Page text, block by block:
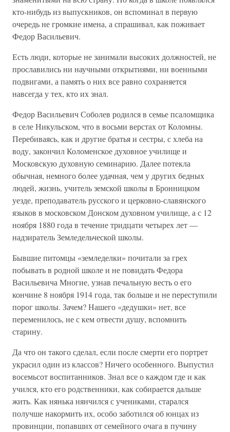
кто-нибудь из выпускников, он вспоминал в первую
очередь не громкие имена, а спрашивал, как поживает
Федор Васильевич.
Есть люди, которые не занимали высоких должностей, не
прославились ни научными открытиями, ни военными
подвигами, а память о них все равно сохраняется
навсегда у тех, кто их знал.
Федор Васильевич Соболев родился в семье псаломщика
в селе Никульском, что в восьми верстах от Коломны.
Перебиваясь, как и другие братья и сестры, с хлеба на
воду, закончил Коломенское духовное училище и
Московскую духовную семинарию. Далее потекла
обычная, немного более удачная, чем у других бедных
людей, жизнь, учитель земской школы в Бронницком
уезде, преподаватель русского и церковно-славянского
языков в московском Донском духовном училище, а с 12
ноября 1880 года в течение тридцати четырех лет —
надзиратель Земледельческой школы.
Бывшие питомцы «земледелки» почитали за грех
побывать в родной школе и не повидать Федора
Васильевича Многие, узнав печальную весть о его
кончине 8 ноября 1914 года, так больше и не переступили
порог школы. Зачем? Нашего «дедушки» нет, все
переменилось, не с кем отвести душу, вспомнить
старину.
Да что он такого сделал, если после смерти его портрет
украсил один из классов? Ничего особенного. Выпустил
восемьсот воспитанников. Знал все о каждом где и как
учился, кто его родственники, как собирается дальше
жить. Как нянька нянчился с учениками, старался
получше накормить их, особо заботился об юнцах из
провинции, попавших от семейного очага в пучину